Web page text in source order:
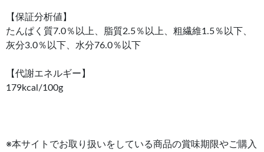
【保証分析値】
たんぱく質7.0％以上、脂質2.5％以上、粗繊維1.5％以下、
灰分3.0％以下、水分76.0％以下
【代謝エネルギー】
179kcal/100g
※本サイトでお取り扱いをしている商品の賞味期限やご購入